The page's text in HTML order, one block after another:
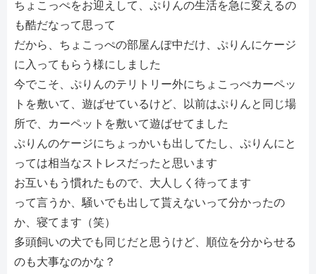
ちょこっぺをお迎えして、ぷりんの生活を急に変えるの
も酷だなって思って
だから、ちょこっぺの部屋んぽ中だけ、ぷりんにケージ
に入ってもらう様にしました
今でこそ、ぷりんのテリトリー外にちょこっぺカーペッ
トを敷いて、遊ばせているけど、以前はぷりんと同じ場
所で、カーペットを敷いて遊ばせてました
ぷりんのケージにちょっかいも出してたし、ぷりんにと
っては相当なストレスだったと思います
お互いもう慣れたもので、大人しく待ってます
って言うか、騒いでも出して貰えないって分かったの
か、寝てます（笑）
多頭飼いの犬でも同じだと思うけど、順位を分からせる
のも大事なのかな？